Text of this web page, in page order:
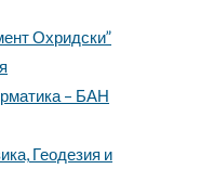
Охридски”
– БАН
Геодезия и